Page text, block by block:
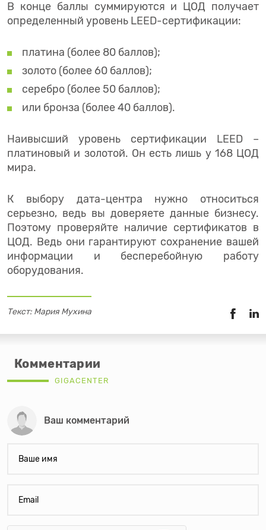
В конце баллы суммируются и ЦОД получает
определенный уровень LEED-сертификации:
платина (более 80 баллов);
золото (более 60 баллов);
серебро (более 50 баллов);
или бронза (более 40 баллов).
Наивысший уровень сертификации LEED –
платиновый и золотой. Он есть лишь у 168 ЦОД
мира.
К выбору дата-центра нужно относиться
серьезно, ведь вы доверяете данные бизнесу.
Поэтому проверяйте наличие сертификатов в
ЦОД. Ведь они гарантируют сохранение вашей
информации и бесперебойную работу
оборудования.
Текст: Мария Мухина
Комментарии
GIGACENTER
Ваш комментарий